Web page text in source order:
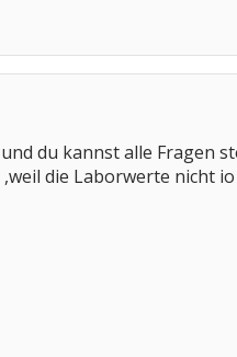
du kannst alle Fragen
die Laborwerte nicht